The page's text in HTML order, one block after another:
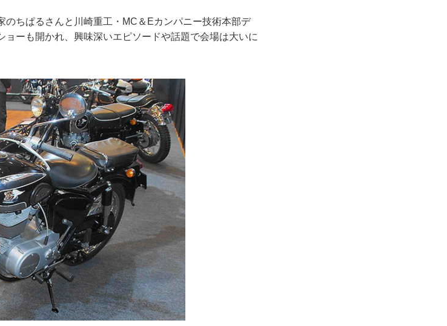
のちぱるさんと川崎重工・MC＆Eカンパニー技術本部デ
ーも開かれ、興味深いエピソードや話題で会場は大いに